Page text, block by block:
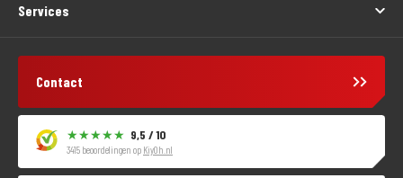
Services
Contact
9,5 / 10
3415 beoordelingen op KiyOh.nl